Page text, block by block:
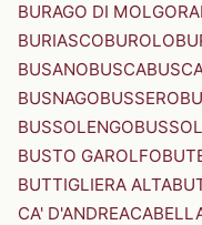
BURAGO DI MOLGORA
BURIASCOBUROLO
BUSANOBUSCA
BUSNAGOBUSSERO
BUSSOLENGO
BUSTO GAROLFO
BUTTIGLIERA ALTA
CA' D'ANDREA